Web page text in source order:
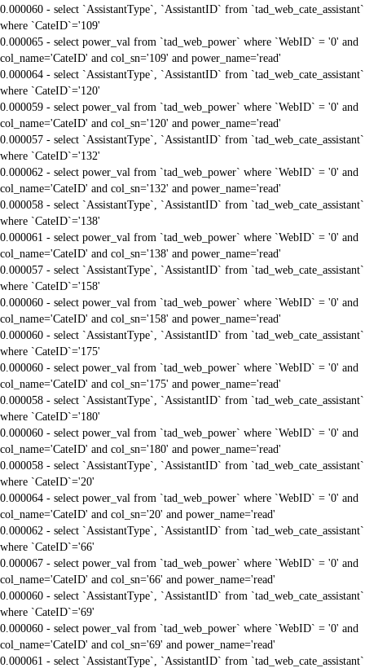
0.000060 - select `AssistantType`, `AssistantID` from `tad_web_cate_assistant`
where `CateID`='109'
0.000065 - select power_val from `tad_web_power` where `WebID` = '0' and
col_name='CateID' and col_sn='109' and power_name='read'
0.000064 - select `AssistantType`, `AssistantID` from `tad_web_cate_assistant`
where `CateID`='120'
0.000059 - select power_val from `tad_web_power` where `WebID` = '0' and
col_name='CateID' and col_sn='120' and power_name='read'
0.000057 - select `AssistantType`, `AssistantID` from `tad_web_cate_assistant`
where `CateID`='132'
0.000062 - select power_val from `tad_web_power` where `WebID` = '0' and
col_name='CateID' and col_sn='132' and power_name='read'
0.000058 - select `AssistantType`, `AssistantID` from `tad_web_cate_assistant`
where `CateID`='138'
0.000061 - select power_val from `tad_web_power` where `WebID` = '0' and
col_name='CateID' and col_sn='138' and power_name='read'
0.000057 - select `AssistantType`, `AssistantID` from `tad_web_cate_assistant`
where `CateID`='158'
0.000060 - select power_val from `tad_web_power` where `WebID` = '0' and
col_name='CateID' and col_sn='158' and power_name='read'
0.000060 - select `AssistantType`, `AssistantID` from `tad_web_cate_assistant`
where `CateID`='175'
0.000060 - select power_val from `tad_web_power` where `WebID` = '0' and
col_name='CateID' and col_sn='175' and power_name='read'
0.000058 - select `AssistantType`, `AssistantID` from `tad_web_cate_assistant`
where `CateID`='180'
0.000060 - select power_val from `tad_web_power` where `WebID` = '0' and
col_name='CateID' and col_sn='180' and power_name='read'
0.000058 - select `AssistantType`, `AssistantID` from `tad_web_cate_assistant`
where `CateID`='20'
0.000064 - select power_val from `tad_web_power` where `WebID` = '0' and
col_name='CateID' and col_sn='20' and power_name='read'
0.000062 - select `AssistantType`, `AssistantID` from `tad_web_cate_assistant`
where `CateID`='66'
0.000067 - select power_val from `tad_web_power` where `WebID` = '0' and
col_name='CateID' and col_sn='66' and power_name='read'
0.000060 - select `AssistantType`, `AssistantID` from `tad_web_cate_assistant`
where `CateID`='69'
0.000060 - select power_val from `tad_web_power` where `WebID` = '0' and
col_name='CateID' and col_sn='69' and power_name='read'
0.000061 - select `AssistantType`, `AssistantID` from `tad_web_cate_assistant`